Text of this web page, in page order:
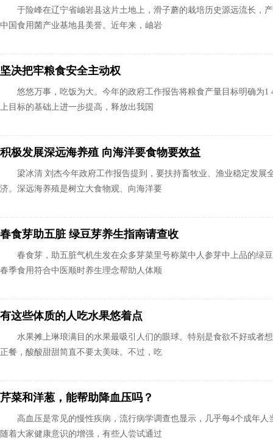
于险峰在辽宁省岫岩县这片土地上，滑子蘑的栽培历史源远流长，
中国食用菌产业基地县美誉。近年来，岫岩
坚决把牢粮食安全主动权
悠悠万事，吃饭为大。今年的政府工作报告将粮食产量目标明确为1
上目标的基础上进一步提高，释放出我国
积极发展深远海养殖 向海洋要食物要效益
梁冰清 刘杰今年政府工作报告提到，要扶持畜牧业、渔业稳定发展
济。深远海养殖是树立大食物观、向海洋要
春食芽助五脏 绿豆芽养生指南请查收
春食芽，助五脏气机生发在众多芽菜里号称菜中人参芽中上品的绿
春季食用符合中医顺时养生理念帮助人体顺
有这些体质的人吃水果悠着点
水果摊上琳琅满目的水果最吸引人们的眼球。特别是食欲不好或者
正餐，酸酸甜甜简直不要太美味。不过，吃
芹菜和洋葱，能帮助降血压吗？
高血压是常见的慢性疾病，流行病学调查也显示，几乎每4个成年
随着大家健康意识的增强，有些人尝试通过